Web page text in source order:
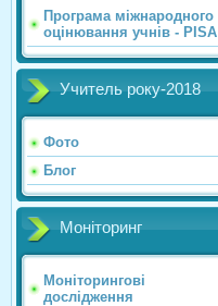
Програма міжнародного
оцінювання учнів - PISA
Учитель року-2018
Фото
Блог
Моніторинг
Моніторингові
дослідження